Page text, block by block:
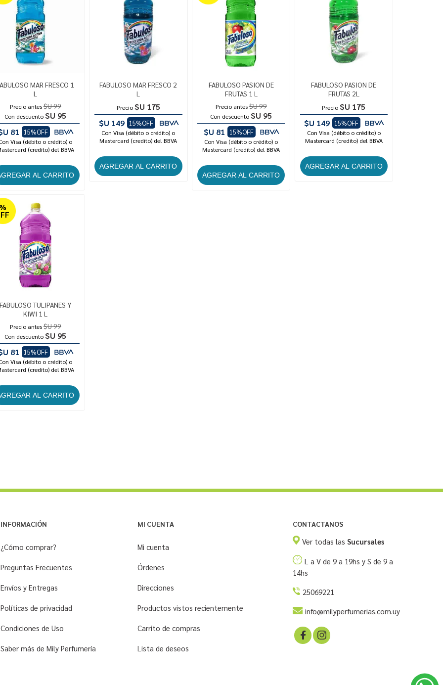
MAR FRESCO 1
L
Precio antes$U 99
Con descuento $U 95
81
15%OFF
Visa (débito o crédito) o
(credito) del BBVA
FABULOSO MAR FRESCO 2
L
Precio $U 175
$U 149
15%OFF
Con Visa (débito o crédito) o
Mastercard (credito) del BBVA
FABULOSO PASION DE
FRUTAS 1 L
Precio antes$U 99
Con descuento $U 95
$U 81
15%OFF
Con Visa (débito o crédito) o
Mastercard (credito) del BBVA
FABULOSO PASION DE
FRUTAS 2L
Precio $U 175
$U 149 15%OFF
Con Visa (débito o crédito) o
Mastercard (credito) del BBVA
FABULOSO TULIPANES Y
KIWI 1 L
Precio antes$U 99
Con descuento $U 95
81
15%OFF
Visa (débito o crédito) o
(credito) del BBVA
INFORMACIÓN
¿Cómo comprar?
Preguntas Frecuentes
Envíos y Entregas
Políticas de privacidad
Condiciones de Uso
Saber más de Mily Perfumería
MI CUENTA
Mi cuenta
Órdenes
Direcciones
Productos vistos recientemente
Carrito de compras
Lista de deseos
CONTACTANOS
Ver todas las Sucursales
L a V de 9 a 19hs y S de 9 a
14hs
25069221
info@milyperfumerias.com.uy